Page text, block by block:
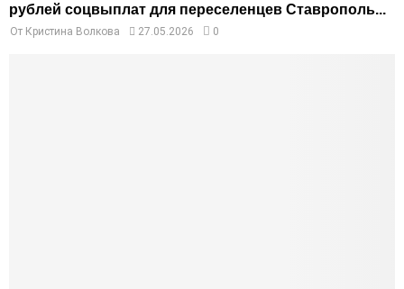
рублей соцвыплат для переселенцев Ставрополь...
От Кристина Волкова 27.05.2026 0